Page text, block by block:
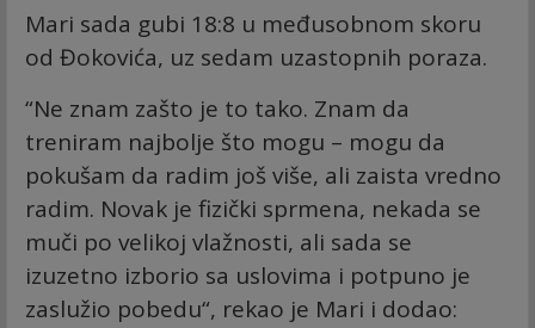
Mari sada gubi 18:8 u međusobnom skoru
od Đokovića, uz sedam uzastopnih poraza.
“Ne znam zašto je to tako. Znam da
treniram najbolje što mogu – mogu da
pokušam da radim još više, ali zaista vredno
radim. Novak je fizički sprmena, nekada se
muči po velikoj vlažnosti, ali sada se
izuzetno izborio sa uslovima i potpuno je
zaslužio pobedu“, rekao je Mari i dodao: